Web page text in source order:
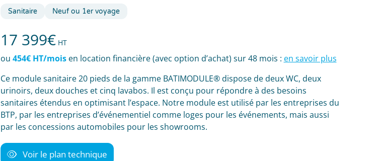
Sanitaire Neuf ou 1er voyage
17 399€ HT
ou 454€ HT/moisen location financière (avec option d’achat) sur 48 mois : en savoir plus
Ce module sanitaire 20 pieds de la gamme BATIMODULE® dispose de deux WC, deux
urinoirs, deux douches et cinq lavabos. Il est conçu pour répondre à des besoins
sanitaires étendus en optimisant l’espace. Notre module est utilisé par les entreprises du
BTP, par les entreprises d’événementiel comme loges pour les événements, mais aussi
par les concessions automobiles pour les showrooms.
Voir le plan technique